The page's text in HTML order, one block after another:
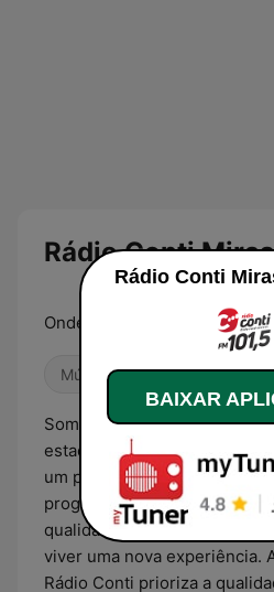
Rádio Conti
Onde Você Estiver!
Música Brasileira
Somos uma rede com treze
estado do Mato Grosso/MT,
um perfil regional. Nosso
programação interativa,
qualidade, capaz de
viver uma nova experiência.
Rádio Conti prioriza a
BAIXAR